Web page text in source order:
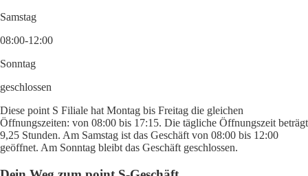
Samstag
08:00-12:00
Sonntag
geschlossen
Diese point S Filiale hat Montag bis Freitag die gleichen
Öffnungszeiten: von 08:00 bis 17:15. Die tägliche Öffnungszeit beträgt
9,25 Stunden. Am Samstag ist das Geschäft von 08:00 bis 12:00
geöffnet. Am Sonntag bleibt das Geschäft geschlossen.